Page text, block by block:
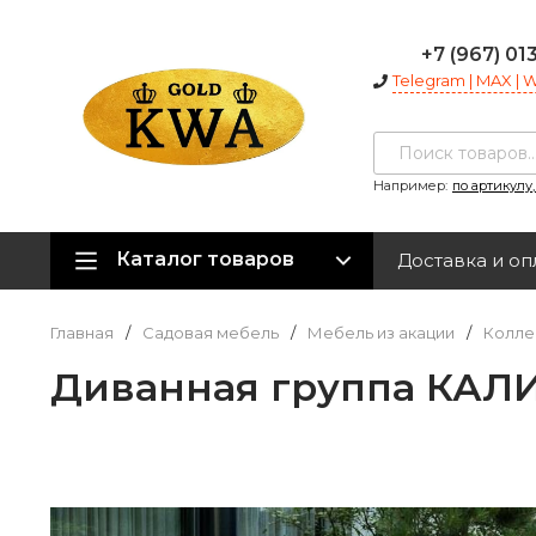
+7 (967)
Telegram | MAX |
Например: по
Каталог товаров Доставка и
Главная / Садовая мебель / Мебель из акации /
Диванная группа